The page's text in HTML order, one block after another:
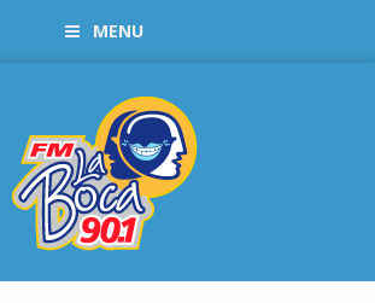
MENU